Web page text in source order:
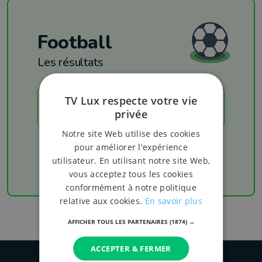
Football
Les résultats
LES RÉSULTATS
Chaque week-end retrouvez les derniers
résultats de votre équipe favorite
TV Lux respecte votre vie
privée
Notre site Web utilise des cookies
pour améliorer l'expérience
utilisateur. En utilisant notre site Web,
vous acceptez tous les cookies
conformément à notre politique
relative aux cookies. En savoir plus
AFFICHER TOUS LES PARTENAIRES (1874) →
ACCEPTER & FERMER